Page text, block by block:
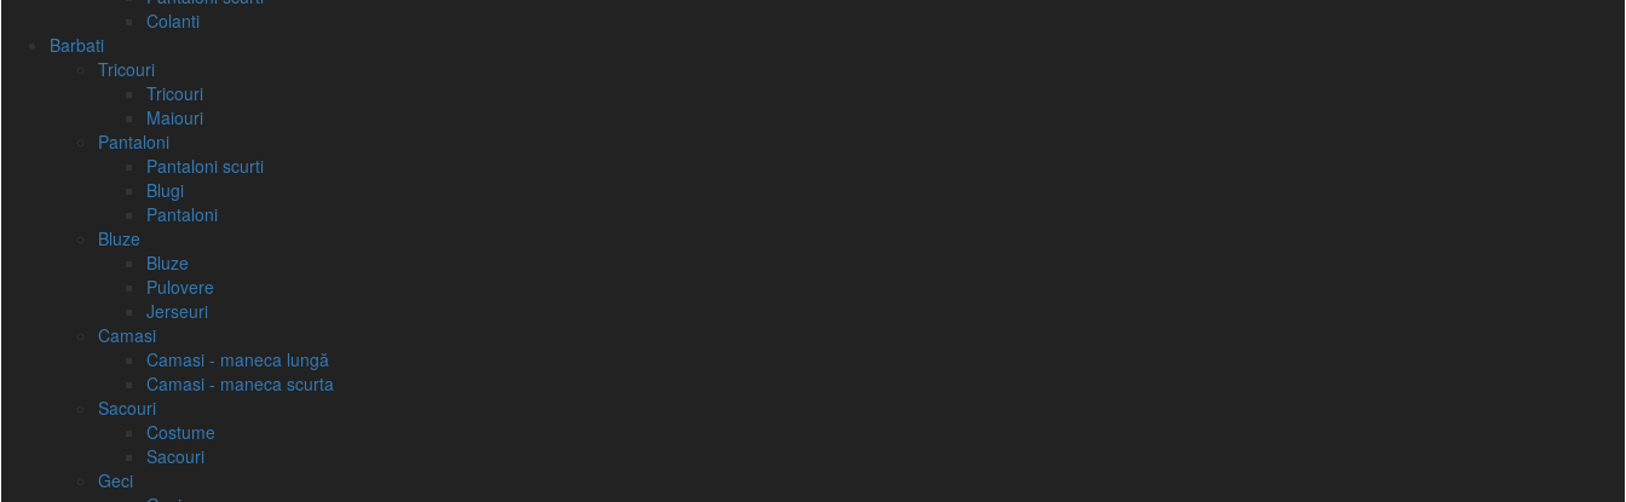
Colanti
Barbati
Tricouri
Tricouri
Maiouri
Pantaloni
Pantaloni scurti
Blugi
Pantaloni
Bluze
Bluze
Pulovere
Jerseuri
Camasi
Camasi - maneca lungă
Camasi - maneca scurta
Sacouri
Costume
Sacouri
Geci